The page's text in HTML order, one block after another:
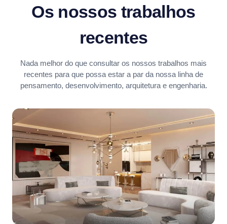
Os nossos trabalhos
recentes
Nada melhor do que consultar os nossos trabalhos mais
recentes para que possa estar a par da nossa linha de
pensamento, desenvolvimento, arquitetura e engenharia.